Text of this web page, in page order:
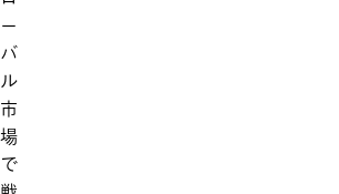
ー
バ
ル
市
場
で